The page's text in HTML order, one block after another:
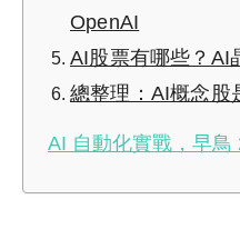
OpenAI
AI股票有哪些？AI
總整理：AI概念股
AI 自動化實戰，早鳥